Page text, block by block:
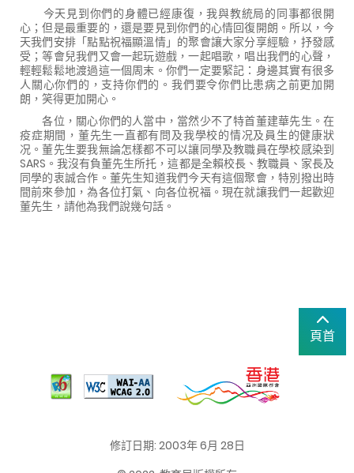
今天見到你們的身體已經康復，我與教統局的同事都很開
心；但是最重要的，還是要見到你們的心情回復開朗。所以，今
天我們安排「點點祝福顯溫情」的聚會讓大家分享經驗，抒發感
受；等會兒我們又會一起玩遊戲，一起唱歌，唱出我們的心聲，
輕輕鬆鬆地渡過這一個周末。你們一定要緊記：身邊其實有很多
人關心你們的，支持你們的。我們要令你們比患病之前更加開
朗，笑得更加開心。
各位，關心你們的人當中，當然少不了特首董建華先生。在
疫症期間，董先生一直都有問及我學校的情况及員生的健康狀
况。董先生要我無論怎樣都不可以讓同學及教職員在學校感染到
SARS。我沒有負董先生所托，這都是全賴校長、教職員、家長及
同學的衷誠合作。董先生知道我們今天有這個聚會，特別撥出時
間前來參加，為各位打氣、向各位祝福。現在就讓我們一起歡迎
董先生，請他為我們說幾句話。
頁首
修訂日期: 2003年 6月 28日